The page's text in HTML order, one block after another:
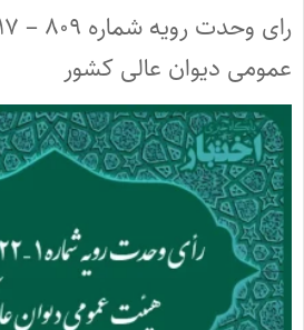
عمومی دیوان ‌عالی ‌کشور